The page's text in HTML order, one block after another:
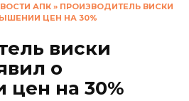
АПК » ПРОИЗВОДИТЕЛЬ ВИСКИ
ЦЕН НА 30%
виски
о
на 30%